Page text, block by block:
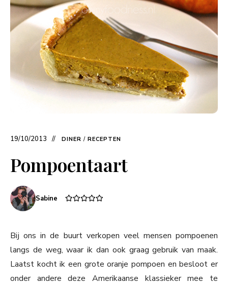
19/10/2013 DINER / RECEPTEN
Pompoentaart
Sabine
Bij ons in de buurt verkopen veel mensen pompoenen
langs de weg, waar ik dan ook graag gebruik van maak.
Laatst kocht ik een grote oranje pompoen en besloot er
onder andere deze Amerikaanse klassieker mee te